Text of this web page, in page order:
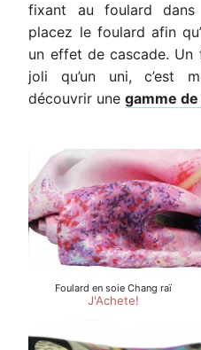
fixant au foulard
placez le foulard afin
un effet de cascade.
joli qu’un uni, c’est
découvrir unegamme